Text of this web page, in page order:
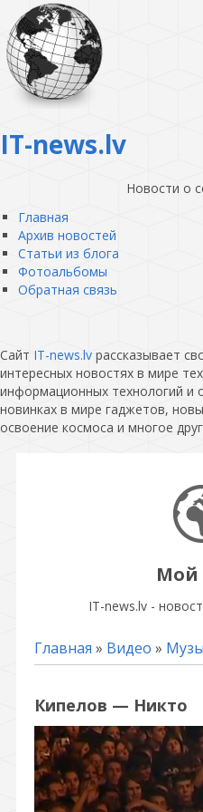
IT-news.lv
Новости о
Главная
Архив новостей
Статьи из блога
Фотоальбомы
Обратная связь
Сайт IT-news.lv рассказывает
интересных новостях в мире
информационных технологий и
новинках в мире гаджетов,
освоение космоса и многое
Мой
IT-news.lv -
Главная » Видео »
Кипелов — Никто